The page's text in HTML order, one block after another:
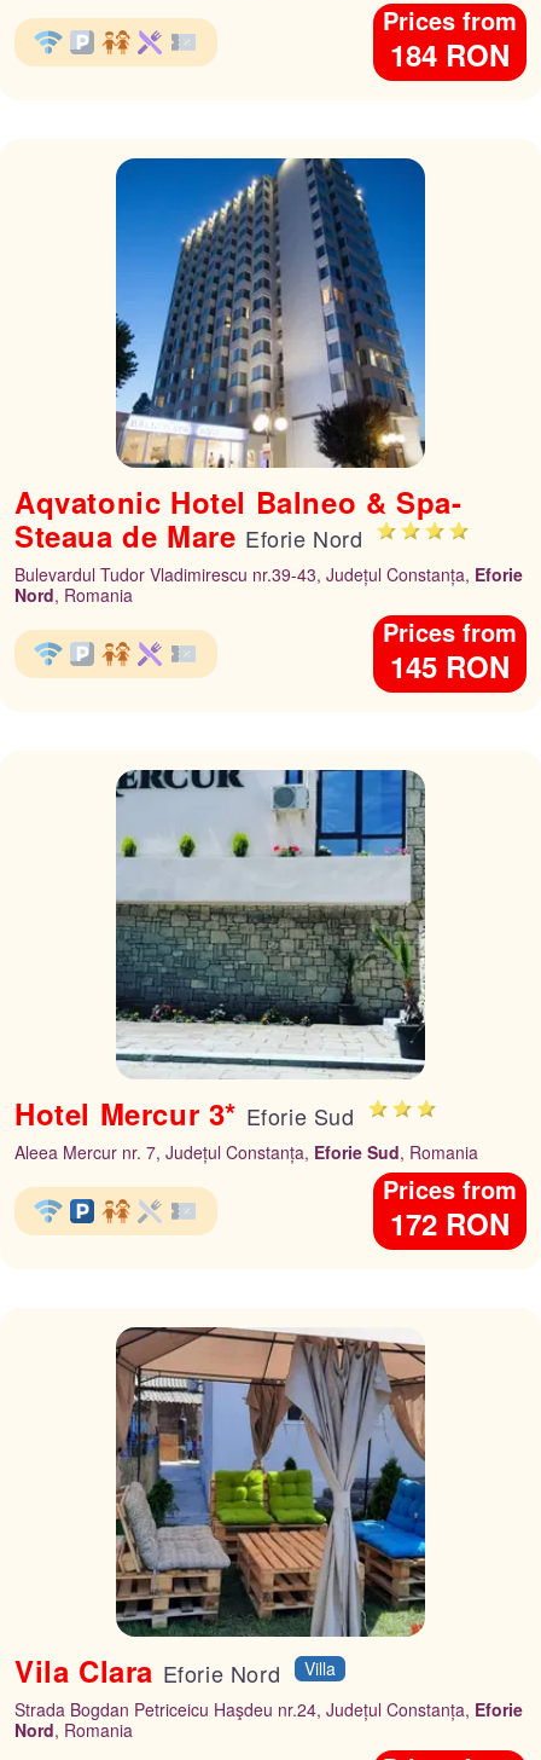
Prices from
184 RON
Aqvatonic Hotel Balneo & Spa-
Steaua de Mare Eforie Nord
Bulevardul Tudor Vladimirescu nr.39-43, Județul Constanța, Eforie
Nord, Romania
Prices from
145 RON
Hotel Mercur 3* Eforie Sud
Aleea Mercur nr. 7, Județul Constanța, Eforie Sud, Romania
Prices from
172 RON
Vila Clara Eforie Nord
Villa
Strada Bogdan Petriceicu Haşdeu nr.24, Județul Constanța, Eforie
Nord, Romania